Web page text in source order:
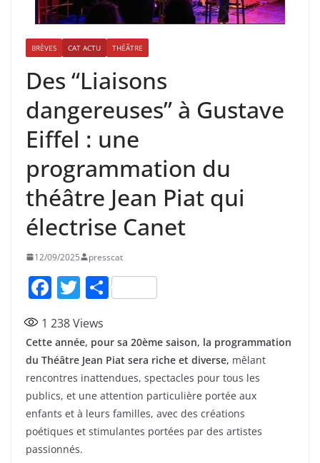
BRÈVES CAT ACTU THÉÂTRE
Des “Liaisons
dangereuses” à Gustave
Eiffel : une
programmation du
théâtre Jean Piat qui
électrise Canet
12/09/2025 presscat
F
c
e
b
o
o
k
T
itt
er
P
ta
g
er
1 238Views
Cette année, pour sa 20ème saison, la programmation
du Théâtre Jean Piat sera riche et diverse, mêlant
rencontres inattendues, spectacles pour tous les
publics, et une attention particulière portée aux
enfants et à leurs familles, avec des créations
poétiques et stimulantes portées par des artistes
passionnés.